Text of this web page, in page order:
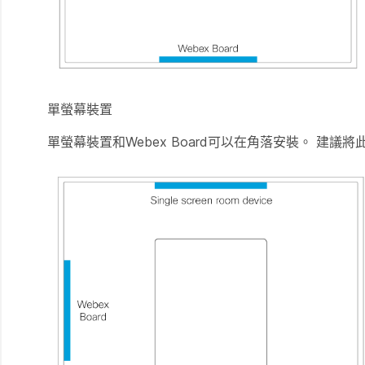
單螢幕裝置
單螢幕裝置和Webex Board可以在角落安裝。 建議將